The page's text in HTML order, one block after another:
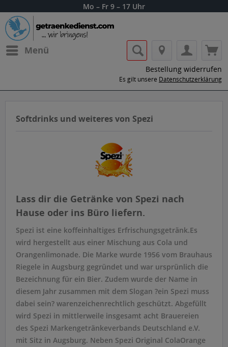
Mo – Fr 9 – 17 Uhr
Menü
Bestellung widerrufen
Es gilt unsere Datenschutzerklärung
Softdrinks und weiteres von Spezi
Lass dir die Getränke von Spezi nach
Hause oder ins Büro liefern.
Spezi ist eine koffeinhaltiges Erfrischungsgetränk.Es
wird hergestellt aus einer Mischung aus Cola und
Orangenlimonade. Die Marke wurde 1956 vom Brauhaus
Riegele in Augsburg gegründet und war ursprünlich die
Bezeichnung für ein Bier. Zudem wurde der Name in
diesem Jahr zusammen mit dem Slogan ?ein Spezi muss
dabei sein? warenzeichenrechtlich geschützt. Abgefüllt
wird Spezi in mittlerweile insgesamt acht Brauereien
des Spezi Markengetränkeverbands Deutschland e.V.
mit Sitz in Augsburg. Neben Spezi Original ColaOrange